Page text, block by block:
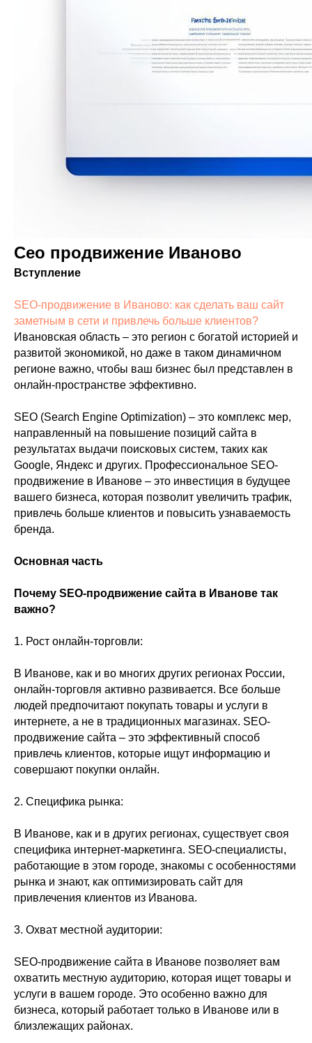
Сео продвижение Иваново
Вступление
SEO-продвижение в Иваново: как сделать ваш сайт
заметным в сети и привлечь больше клиентов?
Ивановская область – это регион с богатой историей и
развитой экономикой, но даже в таком динамичном
регионе важно, чтобы ваш бизнес был представлен в
онлайн-пространстве эффективно.
SEO (Search Engine Optimization) – это комплекс мер,
направленный на повышение позиций сайта в
результатах выдачи поисковых систем, таких как
Google, Яндекс и других. Профессиональное SEO-
продвижение в Иванове – это инвестиция в будущее
вашего бизнеса, которая позволит увеличить трафик,
привлечь больше клиентов и повысить узнаваемость
бренда.
Основная часть
Почему SEO-продвижение сайта в Иванове так
важно?
1. Рост онлайн-торговли:
В Иванове, как и во многих других регионах России,
онлайн-торговля активно развивается. Все больше
людей предпочитают покупать товары и услуги в
интернете, а не в традиционных магазинах. SEO-
продвижение сайта – это эффективный способ
привлечь клиентов, которые ищут информацию и
совершают покупки онлайн.
2. Специфика рынка:
В Иванове, как и в других регионах, существует своя
специфика интернет-маркетинга. SEO-специалисты,
работающие в этом городе, знакомы с особенностями
рынка и знают, как оптимизировать сайт для
привлечения клиентов из Иванова.
3. Охват местной аудитории:
SEO-продвижение сайта в Иванове позволяет вам
охватить местную аудиторию, которая ищет товары и
услуги в вашем городе. Это особенно важно для
бизнеса, который работает только в Иванове или в
близлежащих районах.